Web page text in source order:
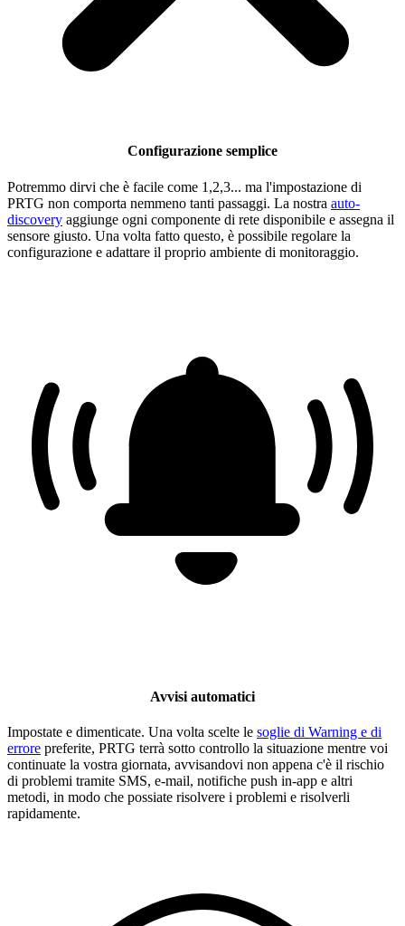
Configurazione semplice
Potremmo dirvi che è facile come 1,2,3... ma l'impostazione di
PRTG non comporta nemmeno tanti passaggi. La nostra auto-
discovery aggiunge ogni componente di rete disponibile e assegna il
sensore giusto. Una volta fatto questo, è possibile regolare la
configurazione e adattare il proprio ambiente di monitoraggio.
Avvisi automatici
Impostate e dimenticate. Una volta scelte le soglie di Warning e di
errore preferite, PRTG terrà sotto controllo la situazione mentre voi
continuate la vostra giornata, avvisandovi non appena c'è il rischio
di problemi tramite SMS, e-mail, notifiche push in-app e altri
metodi, in modo che possiate risolvere i problemi e risolverli
rapidamente.